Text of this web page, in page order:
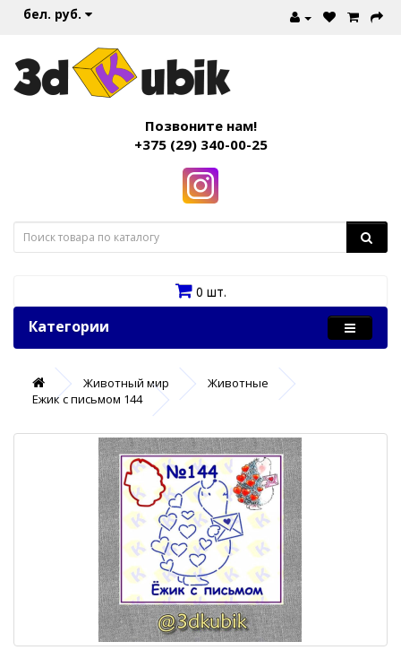
бел. руб.
Позвоните нам!
+375 (29) 340-00-25
0 шт.
Категории
Животный мир
Животные
Ежик с письмом 144